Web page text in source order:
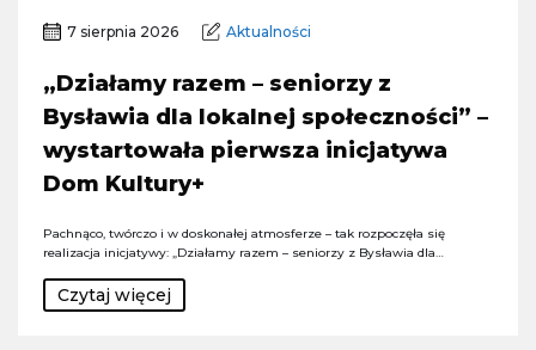
7 sierpnia 2026 Aktualności
„Działamy razem – seniorzy z
Bysławia dla lokalnej społeczności” –
wystartowała pierwsza inicjatywa
Dom Kultury+
Pachnąco, twórczo i w doskonałej atmosferze – tak rozpoczęła się
realizacja inicjatywy: „Działamy razem – seniorzy z Bysławia dla…
Czytaj więcej